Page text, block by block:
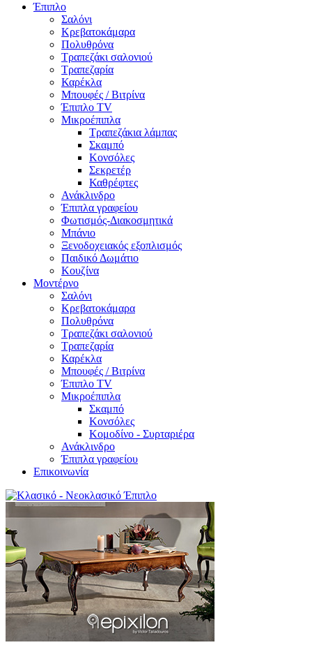
Έπιπλο
Σαλόνι
Κρεβατοκάμαρα
Πολυθρόνα
Τραπεζάκι σαλονιού
Τραπεζαρία
Καρέκλα
Μπουφές / Βιτρίνα
Έπιπλο TV
Μικροέπιπλα
Τραπεζάκια λάμπας
Σκαμπό
Κονσόλες
Σεκρετέρ
Καθρέφτες
Ανάκλινδρο
Έπιπλα γραφείου
Φωτισμός-Διακοσμητικά
Μπάνιο
Ξενοδοχειακός εξοπλισμός
Παιδικό Δωμάτιο
Κουζίνα
Μοντέρνο
Σαλόνι
Κρεβατοκάμαρα
Πολυθρόνα
Τραπεζάκι σαλονιού
Τραπεζαρία
Καρέκλα
Μπουφές / Βιτρίνα
Έπιπλο TV
Μικροέπιπλα
Σκαμπό
Κονσόλες
Κομοδίνο - Συρταριέρα
Ανάκλινδρο
Έπιπλα γραφείου
Επικοινωνία